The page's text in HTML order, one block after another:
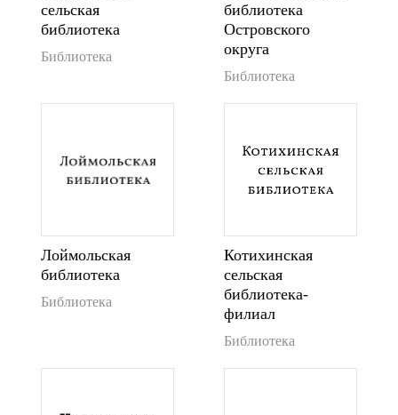
сельская
библиотека
Библиотека
библиотека
Островского
округа
Библиотека
Лоймольская
библиотека
Библиотека
Котихинская
сельская
библиотека-
филиал
Библиотека